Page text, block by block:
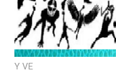
Y VE